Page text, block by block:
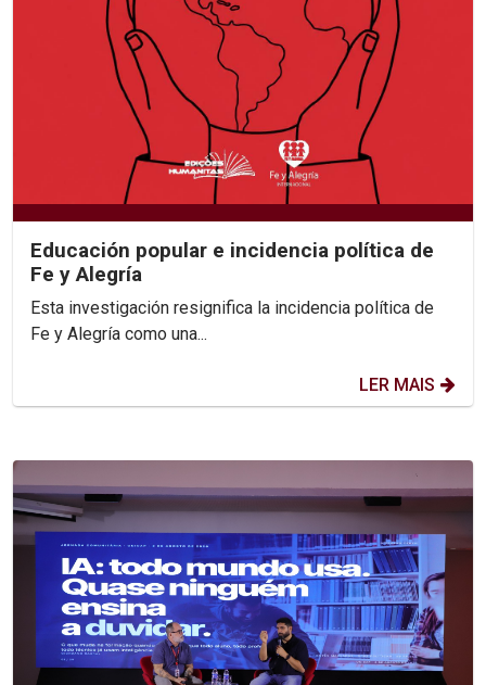
Educación popular e incidencia política de
Fe y Alegría
Esta investigación resignifica la incidencia política de
Fe y Alegría como una...
LER MAIS